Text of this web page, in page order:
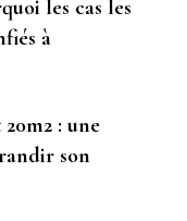
les cas les
à
: une
son